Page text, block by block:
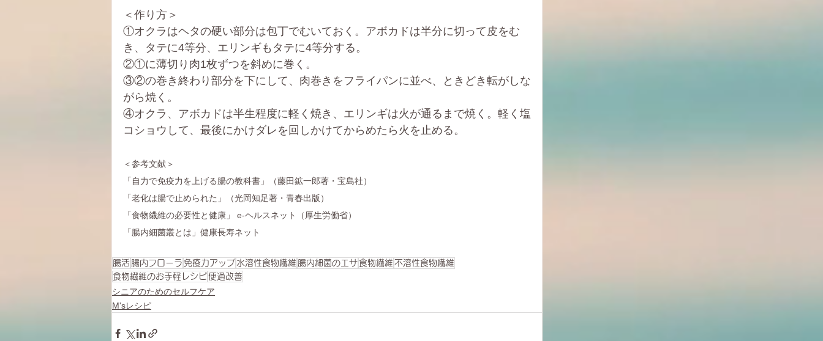
＜作り方＞
①オクラはヘタの硬い部分は包丁でむいておく。アボカドは半分に切って皮をむ
き、タテに4等分、エリンギもタテに4等分する。
②①に薄切り肉1枚ずつを斜めに巻く。
③②の巻き終わり部分を下にして、肉巻きをフライパンに並べ、ときどき転がしな
がら焼く。
④オクラ、アボカドは半生程度に軽く焼き、エリンギは火が通るまで焼く。軽く塩
コショウして、最後にかけダレを回しかけてからめたら火を止める。
＜参考文献＞
「自力で免疫力を上げる腸の教科書」（藤田鉱一郎著・宝島社）
「老化は腸で止められた」（光岡知足著・青春出版）
「食物繊維の必要性と健康」 e-ヘルスネット（厚生労働省）
「腸内細菌叢とは」健康長寿ネット
腸活 腸内フローラ 免疫力アップ 水溶性食物繊維 腸内細菌のエサ 食物繊維 不溶性食物繊維
食物繊維のお手軽レシピ便通改善
シニアのためのセルフケア
M'sレシピ